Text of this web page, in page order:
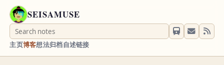
SEISAMUSE
主页博客想法归档自述链接